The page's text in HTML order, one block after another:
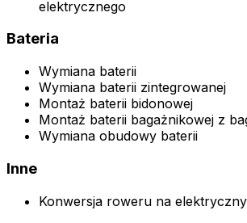
elektrycznego
Bateria
Wymiana baterii
Wymiana baterii zintegrowanej
Montaż baterii bidonowej
Montaż baterii bagażnikowej z
Wymiana obudowy baterii
Inne
Konwersja roweru na elektryczny